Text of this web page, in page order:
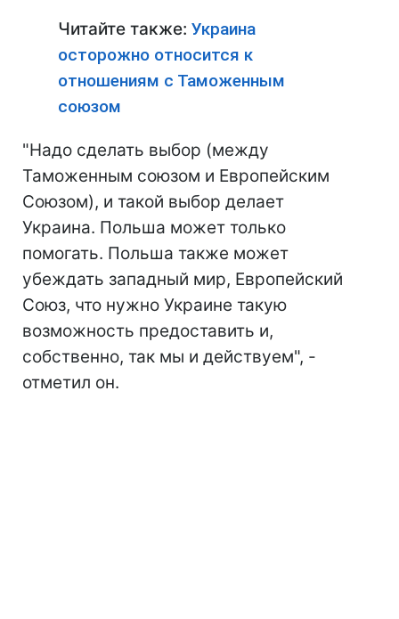
Читайте также: Украина
осторожно относится к
отношениям с Таможенным
союзом
"Надо сделать выбор (между
Таможенным союзом и Европейским
Союзом), и такой выбор делает
Украина. Польша может только
помогать. Польша также может
убеждать западный мир, Европейский
Союз, что нужно Украине такую
возможность предоставить и,
собственно, так мы и действуем", -
отметил он.